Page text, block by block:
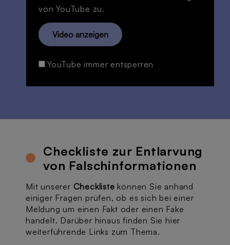
von YouTube zu.
Video anzeigen
YouTube immer entsperren
Checkliste zur Entlarvung
von Falschinformationen
Mit unserer Checkliste können Sie anhand
einiger Fragen prüfen, ob es sich bei einer
Meldung um einen Fakt oder einen Fake
handelt. Darüber hinaus finden Sie hier
weiterführende Links zum Thema.